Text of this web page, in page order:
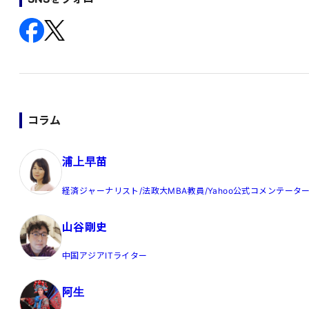
コラム
浦上早苗
経済ジャーナリスト/法政大MBA教員/Yahoo公式コメンテータ
山谷剛史
中国アジアITライター
阿生